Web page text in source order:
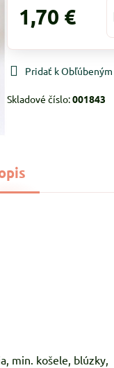
1,70 €
Pridať k Obľúbeným
Skladové číslo:001843
min. košele, blúzky,